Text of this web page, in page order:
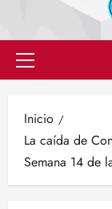
Menú
Inicio
La caída de
Semana 14 de